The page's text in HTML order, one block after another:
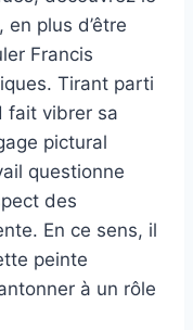
en plus d’être
Francis
Tirant parti
fait vibrer sa
pictural
questionne
des
En ce sens, il
peinte
à un rôle